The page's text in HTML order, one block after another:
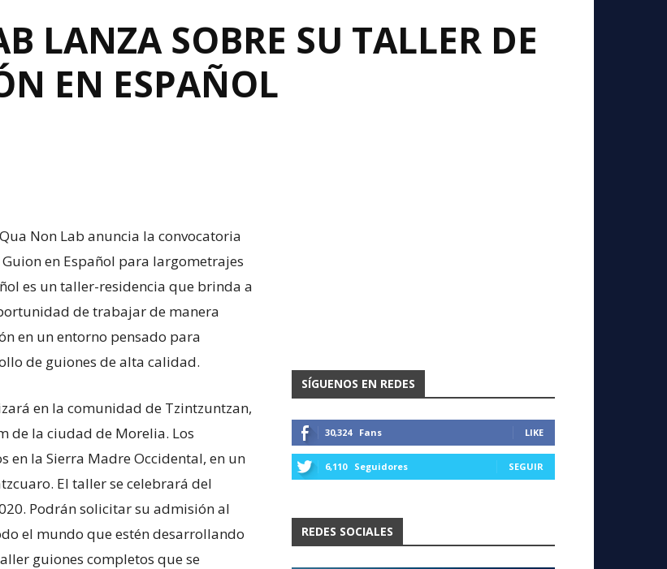
LANZA SOBRE SU TALLER DE
EN ESPAÑOL
Non Lab anuncia la convocatoria
en Español para largometrajes
es un taller-residencia que brinda a
de trabajar de manera
en un entorno pensado para
de guiones de alta calidad.
en la comunidad de Tzintzuntzan,
de la ciudad de Morelia. Los
en la Sierra Madre Occidental, en un
El taller se celebrará del
Podrán solicitar su admisión al
el mundo que estén desarrollando
guiones completos que se
SÍGUENOS EN REDES
30,324 Fans LIKE
6,110 Seguidores SEGUIR
REDES SOCIALES